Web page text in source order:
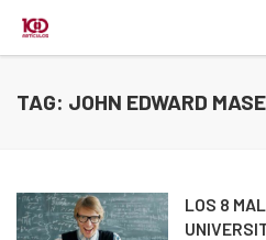
TAG: JOHN EDWARD
LOS 8